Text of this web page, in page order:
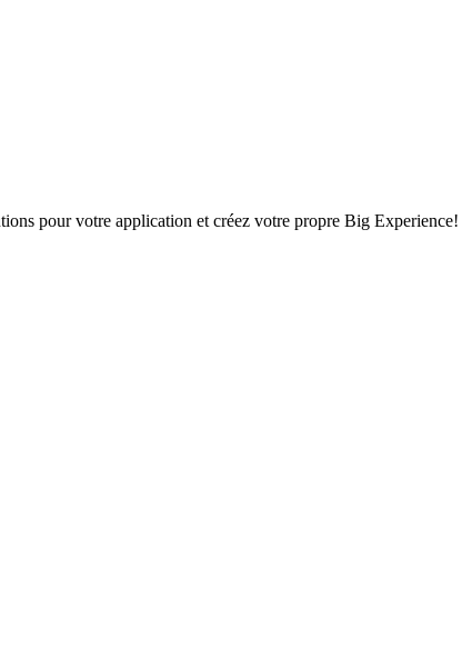
pour votre application et créez votre propre Big Experience!